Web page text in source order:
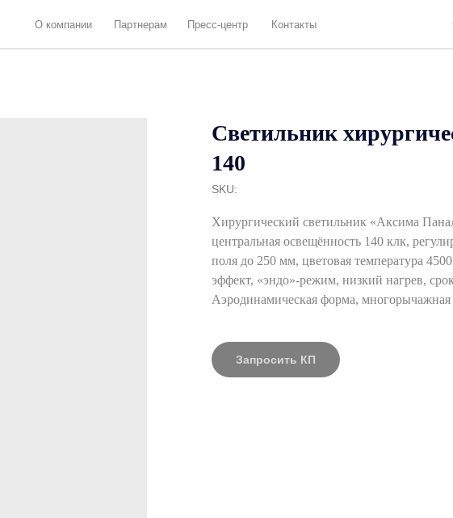
+7 (499) 506 74 00
компании Партнерам Пресс-центр Контакты
Светильник
140
SKU:
Запросить КП
Хирургический светильник «Аксима
центральная освещённость 140 клк,
поля до 250 мм, цветовая температура
эффект, «эндо»‑режим, низкий нагрев,
Аэродинамическая форма, многорычажная